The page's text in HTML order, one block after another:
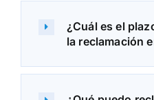
¿Cuál es el
la reclamación